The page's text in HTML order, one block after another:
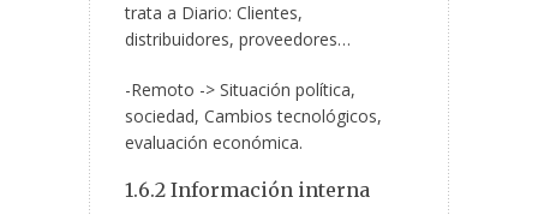
trata a Diario: Clientes,
distribuidores, proveedores…
-Remoto -> Situación política,
sociedad, Cambios tecnológicos,
evaluación económica.
1.6.2 Información interna